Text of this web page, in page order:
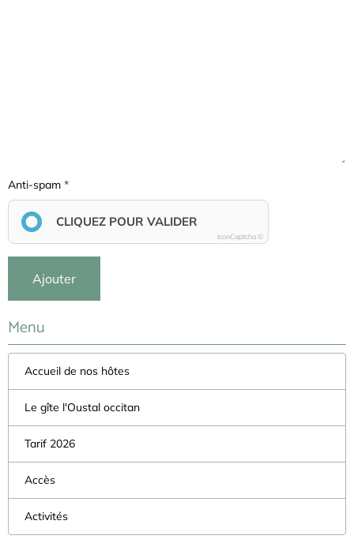
Anti-spam
CLIQUEZ POUR VALIDER
IconCaptcha ©
Ajouter
Menu
Accueil de nos hôtes
Le gîte l'Oustal occitan
Tarif 2026
Accès
Activités